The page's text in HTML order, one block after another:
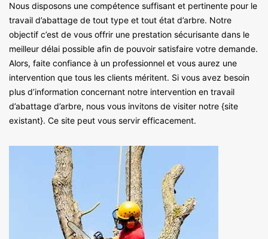
Nous disposons une compétence suffisant et pertinente pour le
travail d’abattage de tout type et tout état d’arbre. Notre
objectif c’est de vous offrir une prestation sécurisante dans le
meilleur délai possible afin de pouvoir satisfaire votre demande.
Alors, faite confiance à un professionnel et vous aurez une
intervention que tous les clients méritent. Si vous avez besoin
plus d’information concernant notre intervention en travail
d’abattage d’arbre, nous vous invitons de visiter notre {site
existant}. Ce site peut vous servir efficacement.